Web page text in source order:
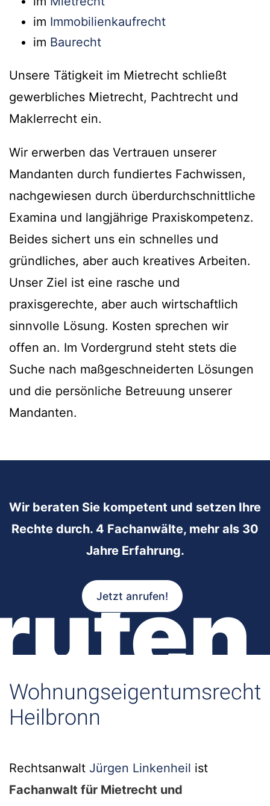
im Immobilienkaufrecht
im Baurecht
Unsere Tätigkeit im Mietrecht schließt
gewerbliches Mietrecht, Pachtrecht und
Maklerrecht ein.
Wir erwerben das Vertrauen unserer
Mandanten durch fundiertes Fachwissen,
nachgewiesen durch überdurchschnittliche
Examina und langjährige Praxiskompetenz.
Beides sichert uns ein schnelles und
gründliches, aber auch kreatives Arbeiten.
Unser Ziel ist eine rasche und
praxisgerechte, aber auch wirtschaftlich
sinnvolle Lösung. Kosten sprechen wir
offen an. Im Vordergrund steht stets die
Suche nach maßgeschneiderten Lösungen
und die persönliche Betreuung unserer
Mandanten.
Wir beraten Sie kompetent und setzen Ihre
Rechte durch. 4 Fachanwälte, mehr als 30
Jahre Erfahrung.
Jetzt anrufen!
Wohnungseigentumsrecht
Heilbronn
Rechtsanwalt Jürgen Linkenheil ist
Fachanwalt für Mietrecht und